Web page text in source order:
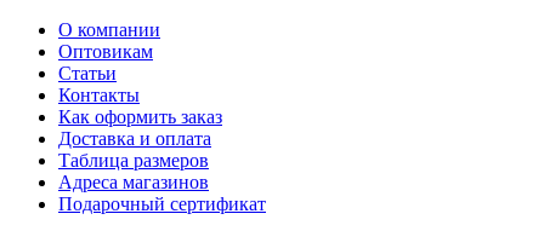
О компании
Оптовикам
Статьи
Контакты
Как оформить заказ
Доставка и оплата
Таблица размеров
Адреса магазинов
Подарочный сертификат